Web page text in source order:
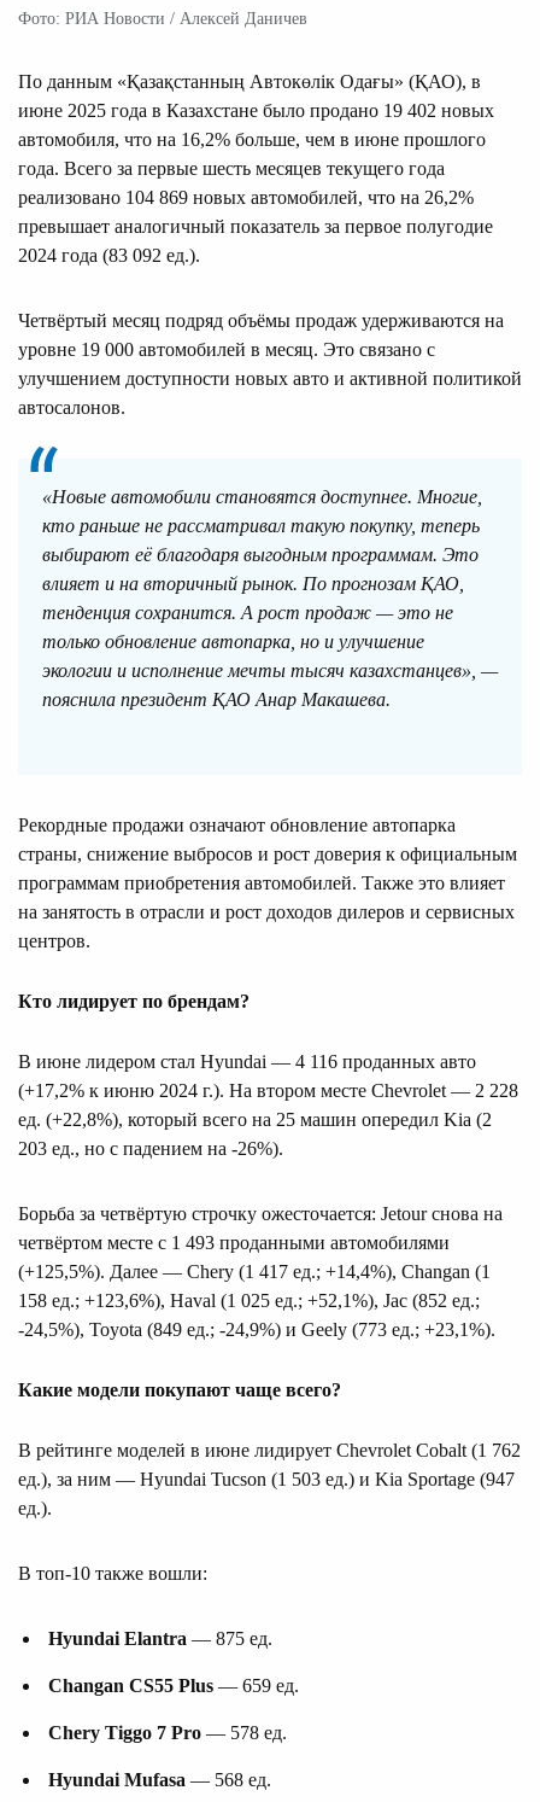
Фото: РИА Новости / Алексей Даничев
По данным «Қазақстанның Автокөлік Одағы» (ҚАО), в
июне 2025 года в Казахстане было продано 19 402 новых
автомобиля, что на 16,2% больше, чем в июне прошлого
года. Всего за первые шесть месяцев текущего года
реализовано 104 869 новых автомобилей, что на 26,2%
превышает аналогичный показатель за первое полугодие
2024 года (83 092 ед.).
Четвёртый месяц подряд объёмы продаж удерживаются на
уровне 19 000 автомобилей в месяц. Это связано с
улучшением доступности новых авто и активной политикой
автосалонов.
«Новые автомобили становятся доступнее. Многие,
кто раньше не рассматривал такую покупку, теперь
выбирают её благодаря выгодным программам. Это
влияет и на вторичный рынок. По прогнозам ҚАО,
тенденция сохранится. А рост продаж — это не
только обновление автопарка, но и улучшение
экологии и исполнение мечты тысяч казахстанцев», —
пояснила президент ҚАО Анар Макашева.
Рекордные продажи означают обновление автопарка
страны, снижение выбросов и рост доверия к официальным
программам приобретения автомобилей. Также это влияет
на занятость в отрасли и рост доходов дилеров и сервисных
центров.
Кто лидирует по брендам?
В июне лидером стал Hyundai — 4 116 проданных авто
(+17,2% к июню 2024 г.). На втором месте Chevrolet — 2 228
ед. (+22,8%), который всего на 25 машин опередил Kia (2
203 ед., но с падением на -26%).
Борьба за четвёртую строчку ожесточается: Jetour снова на
четвёртом месте с 1 493 проданными автомобилями
(+125,5%). Далее — Chery (1 417 ед.; +14,4%), Changan (1
158 ед.; +123,6%), Haval (1 025 ед.; +52,1%), Jac (852 ед.;
-24,5%), Toyota (849 ед.; -24,9%) и Geely (773 ед.; +23,1%).
Какие модели покупают чаще всего?
В рейтинге моделей в июне лидирует Chevrolet Cobalt (1 762
ед.), за ним — Hyundai Tucson (1 503 ед.) и Kia Sportage (947
ед.).
В топ-10 также вошли:
Hyundai Elantra — 875 ед.
Changan CS55 Plus — 659 ед.
Chery Tiggo 7 Pro — 578 ед.
Hyundai Mufasa — 568 ед.